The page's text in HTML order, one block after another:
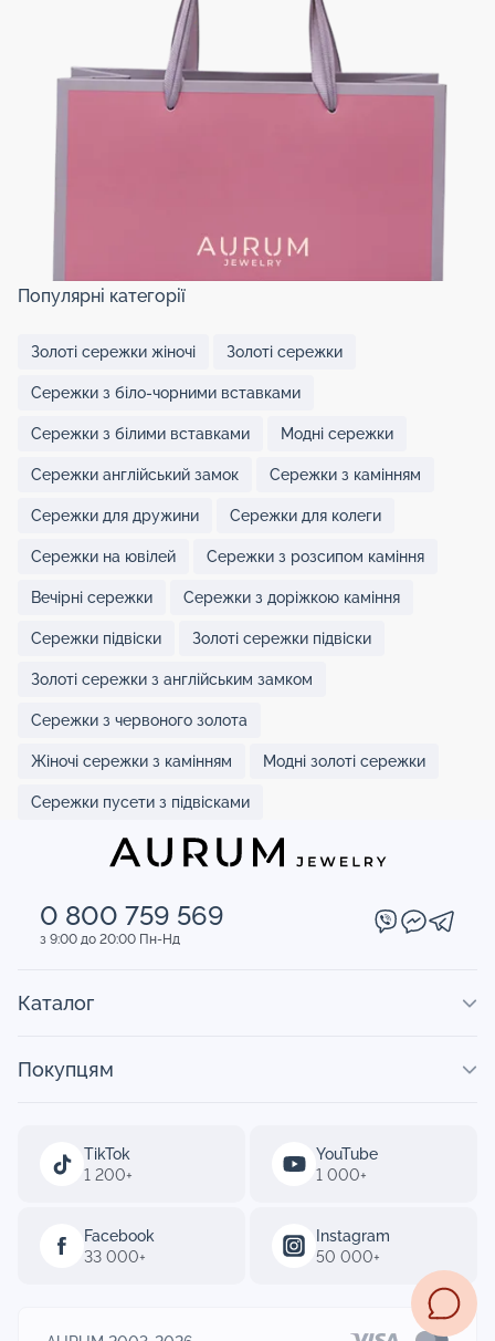
Популярні категорії
Золоті сережки жіночі Золоті сережки
Сережки з біло-чорними вставками
Сережки з білими вставками Модні сережки
Сережки англійський замок Сережки з камінням
Сережки для дружини Сережки для колеги
Сережки на ювілей Сережки з розсипом каміння
Вечірні сережки Сережки з доріжкою каміння
Сережки підвіски Золоті сережки підвіски
Золоті сережки з англійським замком
Сережки з червоного золота
Жіночі сережки з камінням Модні золоті сережки
Сережки пусети з підвісками
0 800 759 569
з 9:00 до 20:00 Пн-Нд
TikTok
1 200+
YouTube
1 000+
Facebook
33 000+
Instagram
50 000+
Каталог
Покупцям